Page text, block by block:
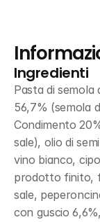
Ingredienti
Pasta di
56,7% (semola
Condimento
sale), olio di
vino bianco,
prodotto finito,
sale,
con guscio